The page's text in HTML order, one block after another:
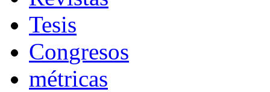
Tesis
Congresos
métricas